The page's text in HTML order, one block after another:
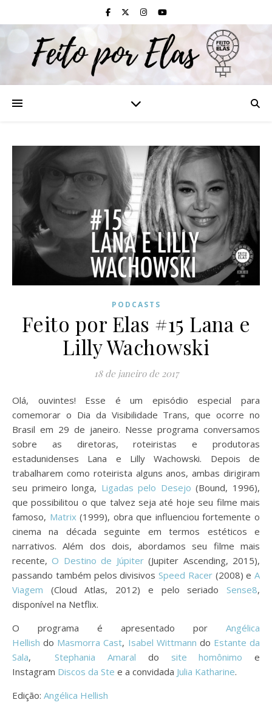
PODCASTS
Feito por Elas #15 Lana e
Lilly Wachowski
18 de janeiro de 2017
Olá, ouvintes! Esse é um episódio especial para
comemorar o Dia da Visibilidade Trans, que ocorre no
Brasil em 29 de janeiro. Nesse programa conversamos
sobre as diretoras, roteiristas e produtoras
estadunidenses Lana e Lilly Wachowski. Depois de
trabalharem como roteirista alguns anos, ambas dirigiram
seu primeiro longa, Ligadas pelo Desejo (Bound, 1996),
que possibilitou o que talvez seja até hoje seu filme mais
famoso, Matrix(1999), obra que influenciou fortemente o
cinema na década seguinte em termos estéticos e
narrativos. Além dos dois, abordamos seu filme mais
recente,O Destino de Júpiter(Jupiter Ascending, 2015),
passando também pelos divisivos Speed Racer(2008) e A
Viagem (Cloud Atlas, 2012) e pelo seriado Sense8,
disponível na Netflix.
O programa é apresentado por Angélica
Hellish do Masmorra Cast, Isabel Wittmann do Estante da
Sala,Stephania Amaral do site homônimo e
Instagram Discos da Ste e a convidada Julia Katharine.
Edição: Angélica Hellish